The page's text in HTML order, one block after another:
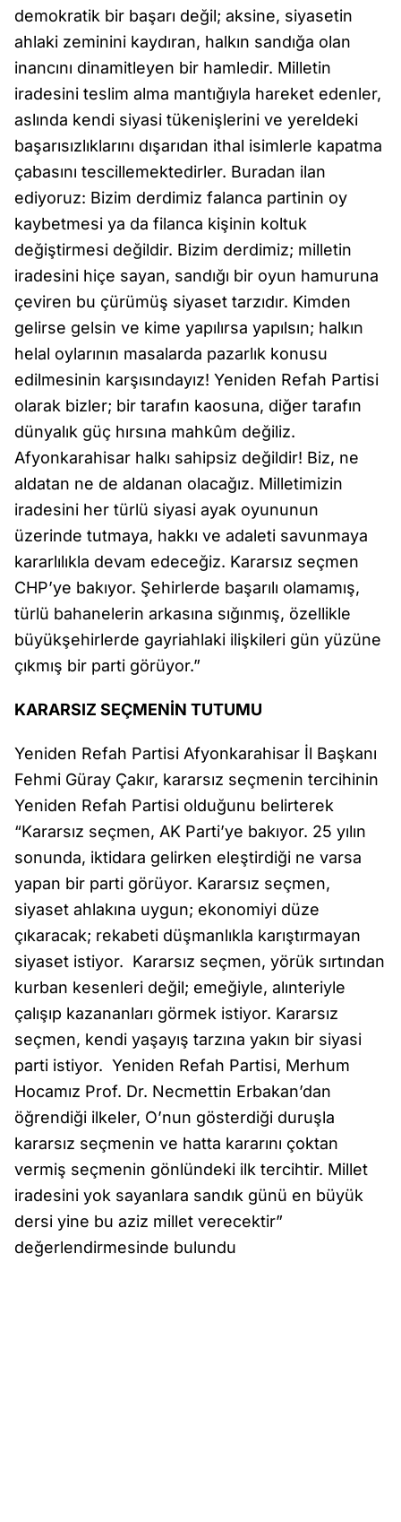
demokratik bir başarı değil; aksine, siyasetin
ahlaki zeminini kaydıran, halkın sandığa olan
inancını dinamitleyen bir hamledir. Milletin
iradesini teslim alma mantığıyla hareket edenler,
aslında kendi siyasi tükenişlerini ve yereldeki
başarısızlıklarını dışarıdan ithal isimlerle kapatma
çabasını tescillemektedirler. Buradan ilan
ediyoruz: Bizim derdimiz falanca partinin oy
kaybetmesi ya da filanca kişinin koltuk
değiştirmesi değildir. Bizim derdimiz; milletin
iradesini hiçe sayan, sandığı bir oyun hamuruna
çeviren bu çürümüş siyaset tarzıdır. Kimden
gelirse gelsin ve kime yapılırsa yapılsın; halkın
helal oylarının masalarda pazarlık konusu
edilmesinin karşısındayız! Yeniden Refah Partisi
olarak bizler; bir tarafın kaosuna, diğer tarafın
dünyalık güç hırsına mahkûm değiliz.
Afyonkarahisar halkı sahipsiz değildir! Biz, ne
aldatan ne de aldanan olacağız. Milletimizin
iradesini her türlü siyasi ayak oyununun
üzerinde tutmaya, hakkı ve adaleti savunmaya
kararlılıkla devam edeceğiz. Kararsız seçmen
CHP’ye bakıyor. Şehirlerde başarılı olamamış,
türlü bahanelerin arkasına sığınmış, özellikle
büyükşehirlerde gayriahlaki ilişkileri gün yüzüne
çıkmış bir parti görüyor.”
KARARSIZ SEÇMENİN TUTUMU
Yeniden Refah Partisi Afyonkarahisar İl Başkanı
Fehmi Güray Çakır, kararsız seçmenin tercihinin
Yeniden Refah Partisi olduğunu belirterek
“Kararsız seçmen, AK Parti’ye bakıyor. 25 yılın
sonunda, iktidara gelirken eleştirdiği ne varsa
yapan bir parti görüyor. Kararsız seçmen,
siyaset ahlakına uygun; ekonomiyi düze
çıkaracak; rekabeti düşmanlıkla karıştırmayan
siyaset istiyor. Kararsız seçmen, yörük sırtından
kurban kesenleri değil; emeğiyle, alınteriyle
çalışıp kazananları görmek istiyor. Kararsız
seçmen, kendi yaşayış tarzına yakın bir siyasi
parti istiyor. Yeniden Refah Partisi, Merhum
Hocamız Prof. Dr. Necmettin Erbakan’dan
öğrendiği ilkeler, O’nun gösterdiği duruşla
kararsız seçmenin ve hatta kararını çoktan
vermiş seçmenin gönlündeki ilk tercihtir. Millet
iradesini yok sayanlara sandık günü en büyük
dersi yine bu aziz millet verecektir”
değerlendirmesinde bulundu